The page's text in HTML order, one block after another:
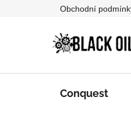
Obchodní
Conquest